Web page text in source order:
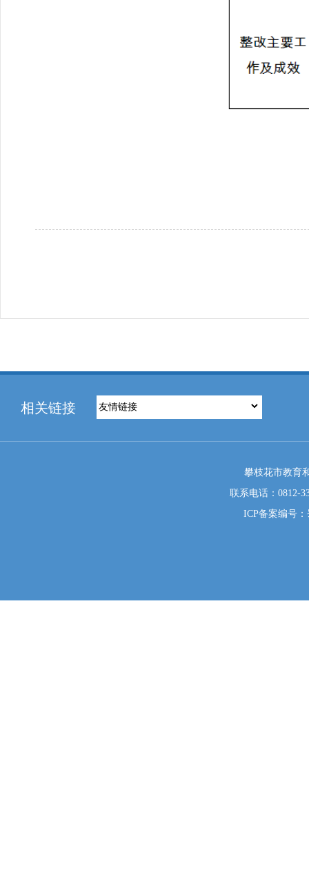
相关链接
攀枝花市教育
联系电话：0812-
ICP备案编号：